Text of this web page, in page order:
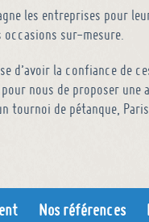
les entreprises pour
occasions sur-mesure.
d’avoir la confiance
nous de proposer
tournoi de pétanque,
Nos références